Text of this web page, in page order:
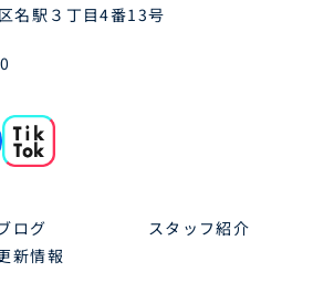
名駅３丁目4番13号
ログ
スタッフ紹介
新情報